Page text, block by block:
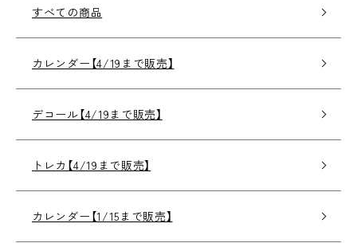
すべての商品
カレンダー【4/19まで販売】
デコール【4/19まで販売】
トレカ【4/19まで販売】
カレンダー【1/15まで販売】